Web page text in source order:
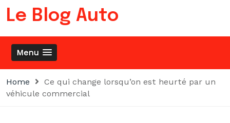
Skip
Le Blog Auto
Menu
Home
Ce qui change lorsqu’on est heurté par un
véhicule commercial